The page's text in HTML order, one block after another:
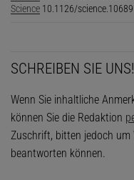
Science 10.1126/
SCHREIBEN SIE UNS!
Wenn Sie inhaltliche
können Sie die Redaktion
Zuschrift, bitten jedoch
beantworten können.